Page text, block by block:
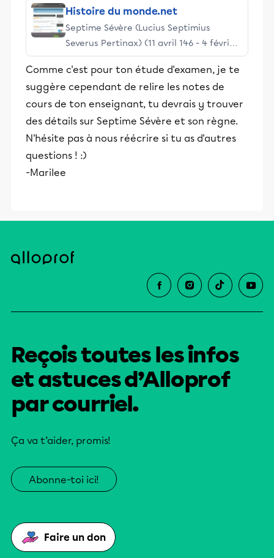
une grande famille de Lepcis Magna en
Tripolitaine, il conserva toujours, entre
autres liens avec l'Afrique, un fort
accent punique. Il entra au Sénat : il fut
Histoire du monde.net
Septime Sévère (Lucius Septimius
Severus Pertinax) (11 avril 146 - 4 février
211) fut empereur romain de 193 à 211.
Avec lui commence la dynastie des
Sévères et l'arrivée au pouvoir de
provinciaux d'ascendance non romaine.
Septime Sévère naît le 11 avril 145 à
Leptis Magna, une ville située en
Tripolitaine sur la côte de la Libye
Comme c'est pour ton étude d'examen, je te
suggère cependant de relire les notes de
cours de ton enseignant, tu devrais y trouver
des détails sur Septime Sévère et son règne.
N'hésite pas à nous réécrire si tu as d'autres
questions ! :)
-Marilee
Reçois toutes les infos
et astuces d’Alloprof
par courriel.
Ça va t’aider, promis!
Abonne-toi ici!
Faire un don